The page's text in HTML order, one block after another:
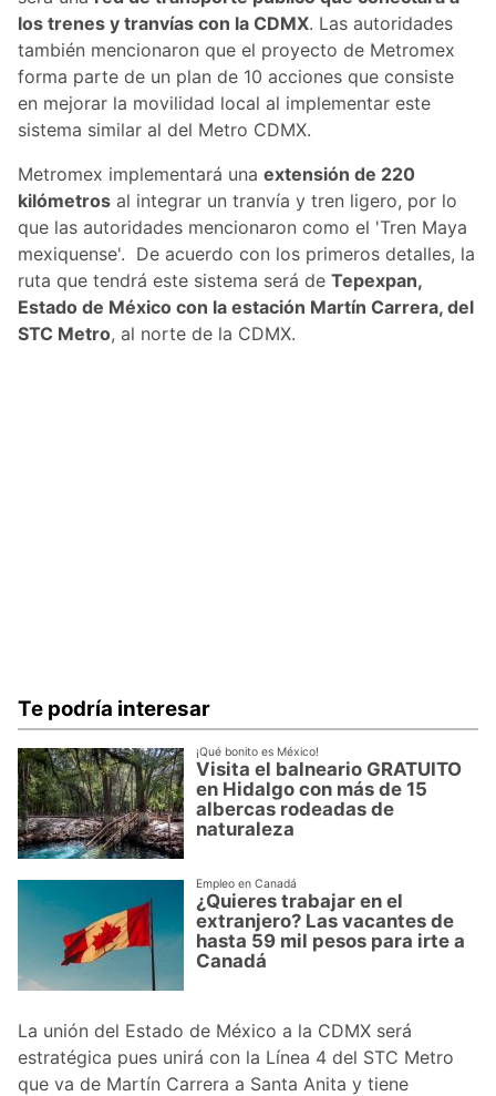
los trenes y tranvías con la CDMX. Las autoridades
también mencionaron que el proyecto de Metromex
forma parte de un plan de 10 acciones que consiste
en mejorar la movilidad local al implementar este
sistema similar al del Metro CDMX.
Metromex implementará una extensión de 220
kilómetros al integrar un tranvía y tren ligero, por lo
que las autoridades mencionaron como el 'Tren Maya
mexiquense'. De acuerdo con los primeros detalles, la
ruta que tendrá este sistema será de Tepexpan,
Estado de México con la estación Martín Carrera, del
STC Metro, al norte de la CDMX.
Te podría interesar
¡Qué bonito es México!
Visita el balneario GRATUITO
en Hidalgo con más de 15
albercas rodeadas de
naturaleza
Empleo en Canadá
¿Quieres trabajar en el
extranjero? Las vacantes de
hasta 59 mil pesos para irte a
Canadá
La unión del Estado de México a la CDMX será
estratégica pues unirá con la Línea 4 del STC Metro
que va de Martín Carrera a Santa Anita y tiene